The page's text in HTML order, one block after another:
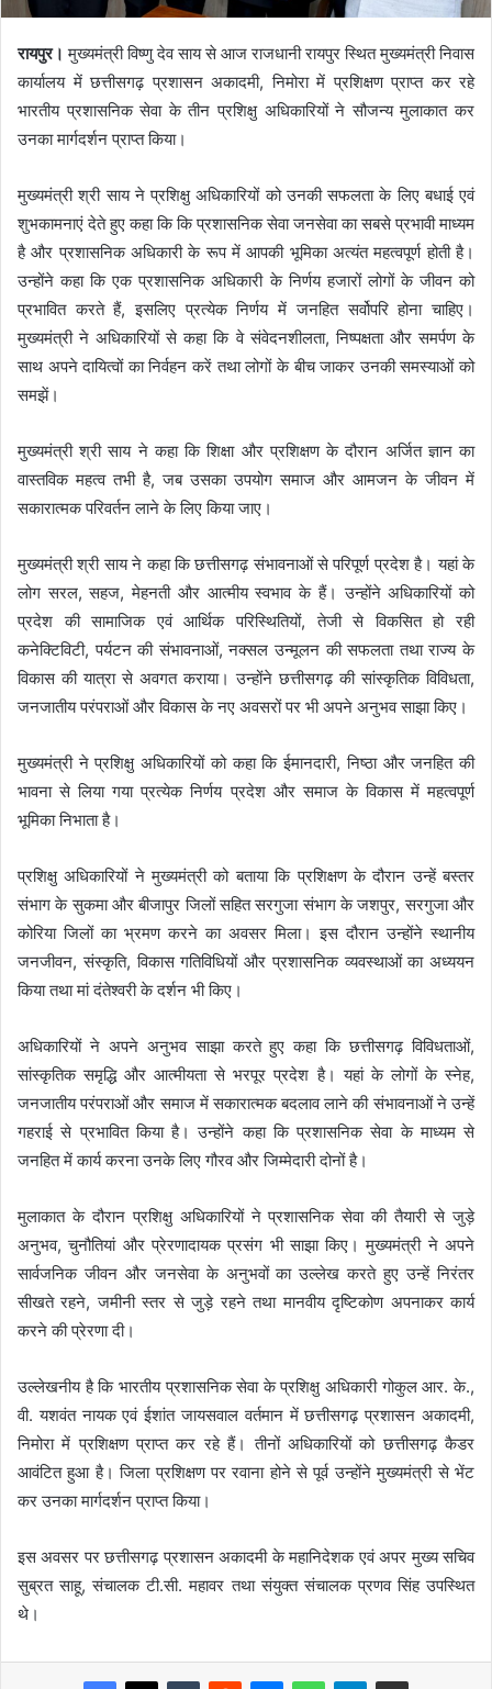
रायपुर। मुख्यमंत्री विष्णु देव साय से आज राजधानी रायपुर स्थित मुख्यमंत्री निवास
कार्यालय में छत्तीसगढ़ प्रशासन अकादमी, निमोरा में प्रशिक्षण प्राप्त कर रहे
भारतीय प्रशासनिक सेवा के तीन प्रशिक्षु अधिकारियों ने सौजन्य मुलाकात कर
उनका मार्गदर्शन प्राप्त किया।
मुख्यमंत्री श्री साय ने प्रशिक्षु अधिकारियों को उनकी सफलता के लिए बधाई एवं
शुभकामनाएं देते हुए कहा कि कि प्रशासनिक सेवा जनसेवा का सबसे प्रभावी माध्यम
है और प्रशासनिक अधिकारी के रूप में आपकी भूमिका अत्यंत महत्वपूर्ण होती है।
उन्होंने कहा कि एक प्रशासनिक अधिकारी के निर्णय हजारों लोगों के जीवन को
प्रभावित करते हैं, इसलिए प्रत्येक निर्णय में जनहित सर्वोपरि होना चाहिए।
मुख्यमंत्री ने अधिकारियों से कहा कि वे संवेदनशीलता, निष्पक्षता और समर्पण के
साथ अपने दायित्वों का निर्वहन करें तथा लोगों के बीच जाकर उनकी समस्याओं को
समझें।
मुख्यमंत्री श्री साय ने कहा कि शिक्षा और प्रशिक्षण के दौरान अर्जित ज्ञान का
वास्तविक महत्व तभी है, जब उसका उपयोग समाज और आमजन के जीवन में
सकारात्मक परिवर्तन लाने के लिए किया जाए।
मुख्यमंत्री श्री साय ने कहा कि छत्तीसगढ़ संभावनाओं से परिपूर्ण प्रदेश है। यहां के
लोग सरल, सहज, मेहनती और आत्मीय स्वभाव के हैं। उन्होंने अधिकारियों को
प्रदेश की सामाजिक एवं आर्थिक परिस्थितियों, तेजी से विकसित हो रही
कनेक्टिविटी, पर्यटन की संभावनाओं, नक्सल उन्मूलन की सफलता तथा राज्य के
विकास की यात्रा से अवगत कराया। उन्होंने छत्तीसगढ़ की सांस्कृतिक विविधता,
जनजातीय परंपराओं और विकास के नए अवसरों पर भी अपने अनुभव साझा किए।
मुख्यमंत्री ने प्रशिक्षु अधिकारियों को कहा कि ईमानदारी, निष्ठा और जनहित की
भावना से लिया गया प्रत्येक निर्णय प्रदेश और समाज के विकास में महत्वपूर्ण
भूमिका निभाता है।
प्रशिक्षु अधिकारियों ने मुख्यमंत्री को बताया कि प्रशिक्षण के दौरान उन्हें बस्तर
संभाग के सुकमा और बीजापुर जिलों सहित सरगुजा संभाग के जशपुर, सरगुजा और
कोरिया जिलों का भ्रमण करने का अवसर मिला। इस दौरान उन्होंने स्थानीय
जनजीवन, संस्कृति, विकास गतिविधियों और प्रशासनिक व्यवस्थाओं का अध्ययन
किया तथा मां दंतेश्वरी के दर्शन भी किए।
अधिकारियों ने अपने अनुभव साझा करते हुए कहा कि छत्तीसगढ़ विविधताओं,
सांस्कृतिक समृद्धि और आत्मीयता से भरपूर प्रदेश है। यहां के लोगों के स्नेह,
जनजातीय परंपराओं और समाज में सकारात्मक बदलाव लाने की संभावनाओं ने उन्हें
गहराई से प्रभावित किया है। उन्होंने कहा कि प्रशासनिक सेवा के माध्यम से
जनहित में कार्य करना उनके लिए गौरव और जिम्मेदारी दोनों है।
मुलाकात के दौरान प्रशिक्षु अधिकारियों ने प्रशासनिक सेवा की तैयारी से जुड़े
अनुभव, चुनौतियां और प्रेरणादायक प्रसंग भी साझा किए। मुख्यमंत्री ने अपने
सार्वजनिक जीवन और जनसेवा के अनुभवों का उल्लेख करते हुए उन्हें निरंतर
सीखते रहने, जमीनी स्तर से जुड़े रहने तथा मानवीय दृष्टिकोण अपनाकर कार्य
करने की प्रेरणा दी।
उल्लेखनीय है कि भारतीय प्रशासनिक सेवा के प्रशिक्षु अधिकारी गोकुल आर. के.,
वी. यशवंत नायक एवं ईशांत जायसवाल वर्तमान में छत्तीसगढ़ प्रशासन अकादमी,
निमोरा में प्रशिक्षण प्राप्त कर रहे हैं। तीनों अधिकारियों को छत्तीसगढ़ कैडर
आवंटित हुआ है। जिला प्रशिक्षण पर रवाना होने से पूर्व उन्होंने मुख्यमंत्री से भेंट
कर उनका मार्गदर्शन प्राप्त किया।
इस अवसर पर छत्तीसगढ़ प्रशासन अकादमी के महानिदेशक एवं अपर मुख्य सचिव
सुब्रत साहू, संचालक टी.सी. महावर तथा संयुक्त संचालक प्रणव सिंह उपस्थित
थे।